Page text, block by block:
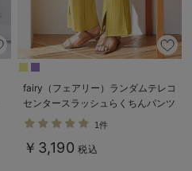
fairy（フェアリー）ランダムテレコ
センタースラッシュらくちんパンツ
【出産後も長く使える】
1件
￥3,190 税込